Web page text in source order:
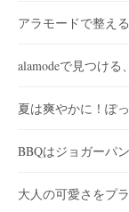
アラモードで整え
alamodeで見つけ
夏は爽やかに！ぽ
BBQはジョガーパ
大人の可愛さをプ